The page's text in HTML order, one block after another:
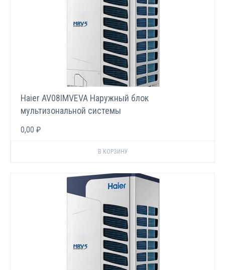
Haier AV08IMVEVA Наружный блок
мультизональной системы
0,00 ₽